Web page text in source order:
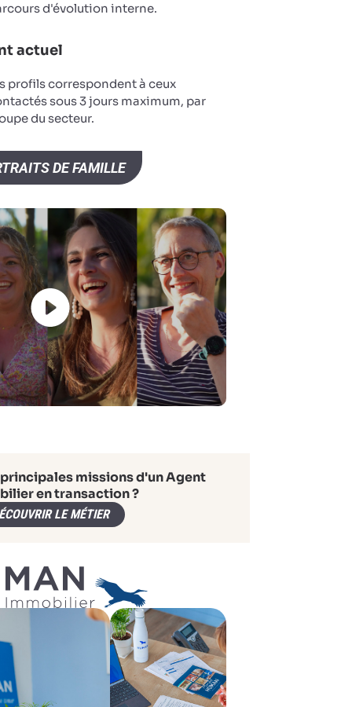
d'évolution interne.
actuel
profils correspondent à ceux
sous 3 jours maximum, par
du secteur.
DE FAMILLE
missions d'un Agent
en transaction ?
LE MÉTIER